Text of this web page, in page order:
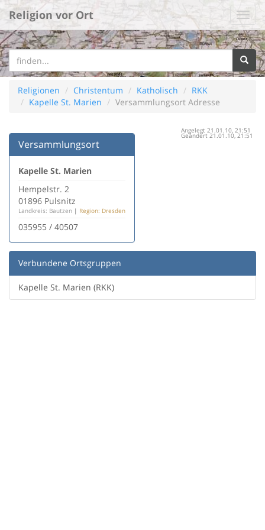
Religion vor Ort
Religionen Christentum Katholisch
RKK
Kapelle St. Marien
Versammlungsort Adresse
Angelegt 21.01.10, 21:51
Geändert 21.01.10, 21:51
Versammlungsort
Kapelle St. Marien
Hempelstr. 2
01896 Pulsnitz
Landkreis: Bautzen | Region: Dresden
035955 / 40507
Verbundene Ortsgruppen
Kapelle St. Marien (RKK)